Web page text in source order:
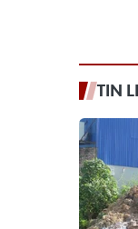
TIN